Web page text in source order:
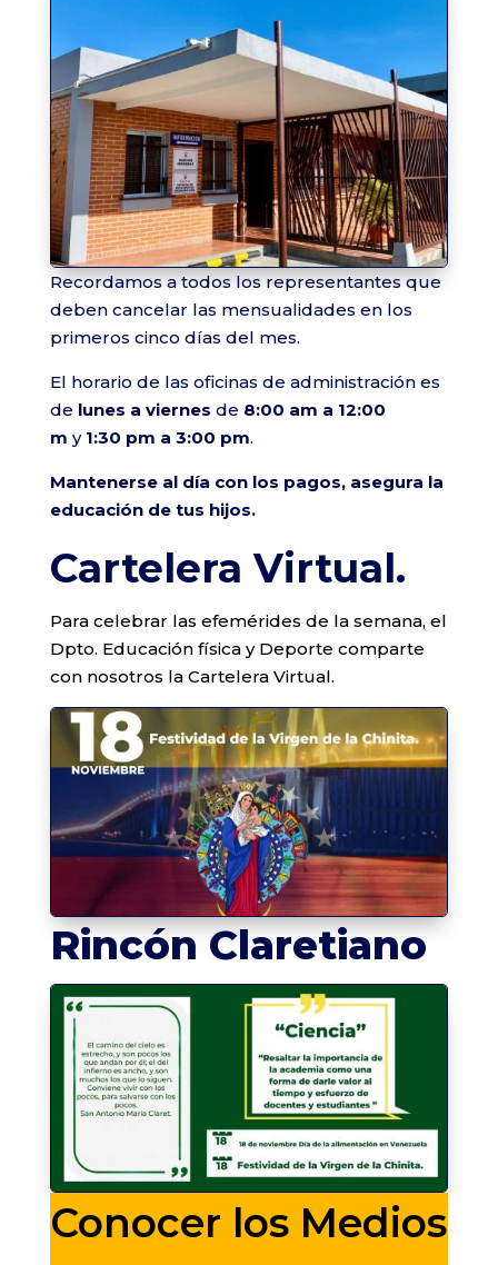
Recordamos a todos los representantes que
deben cancelar las mensualidades en los
primeros cinco días del mes.
El horario de las oficinas de administración es
de lunes a viernes de 8:00 am a 12:00
m y 1:30 pm a 3:00 pm.
Mantenerse al día con los pagos, asegura la
educación de tus hijos.
Cartelera Virtual.
Para celebrar las efemérides de la semana, el
Dpto. Educación física y Deporte comparte
con nosotros la Cartelera Virtual.
Rincón Claretiano
Conocer los Medios